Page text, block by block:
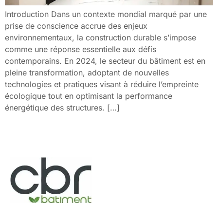
Introduction Dans un contexte mondial marqué par une
prise de conscience accrue des enjeux
environnementaux, la construction durable s’impose
comme une réponse essentielle aux défis
contemporains. En 2024, le secteur du bâtiment est en
pleine transformation, adoptant de nouvelles
technologies et pratiques visant à réduire l’empreinte
écologique tout en optimisant la performance
énergétique des structures. […]